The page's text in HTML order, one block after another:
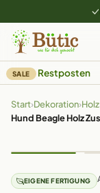
SALE Restposten
Start›Dekoration›Holz
Hund Beagle Holz
EIGENE FERTIGUNG